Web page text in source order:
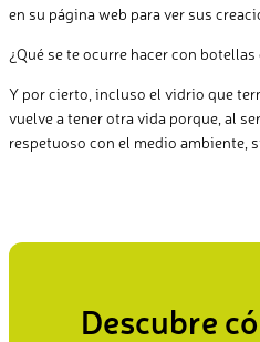
en su página web para ver sus
¿Qué se te ocurre hacer con
Y por cierto, incluso el vidrio que
vuelve a tener otra vida porque, al
respetuoso con el medio ambiente,
Descubre